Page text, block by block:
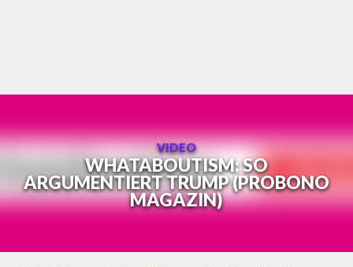
VIDEO
WHATABOUTISM: SO
ARGUMENTIERT TRUMP (PROBONO
MAGAZIN)